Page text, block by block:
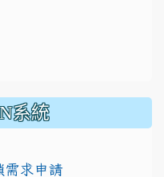
系統
需求申請